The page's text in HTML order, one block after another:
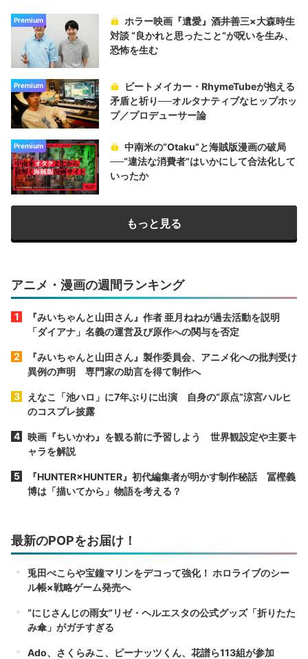
Premium
ホラー映画『遺愛』酒井善三×大森時生
対談 “良かれと思ったこと“が呪いを生み、
恐怖を生む
Premium
ビートメイカー・RhymeTubeが抱える
矛盾と祈り──オルタナティブなヒップホッ
プ／プロデューサー論
Premium
中南米の“Otaku”と海賊版漫画の破局
──“違法な消費者”はいかにして合法化して
いったか
もっと見る
アニメ・漫画の週間ランキング
『みいちゃんと山田さん』作者 亜月ねねが過去活動を説明
「ダイアナ」名義の運営及び原作への関与を否定
『みいちゃんと山田さん』製作委員会、アニメ化への批判受け
異例の声明 専門家の助言を得て制作へ
えなこ「池ハロ」に7年ぶりに出演 自身の“原点”涼宮ハルヒ
のコスプレ披露
映画『ちいかわ』を観る前に予習しよう 世界観設定や主要キ
ャラを解説
『HUNTER×HUNTER』初代編集者が明かす制作秘話 冨樫義
博は「描いてから」物語を考える？
最新のPOPをお届け！
兎田ぺこらや宝鐘マリンをデコって強化！ ホロライブのシー
ル帳×戦略ゲーム発売へ
“にじさんじの雨女”リゼ・ヘルエスタの公式グッズ「折りたた
み傘」がガチすぎる
Ado、さくらみこ、ピーナッツくん、花譜ら113組が参加